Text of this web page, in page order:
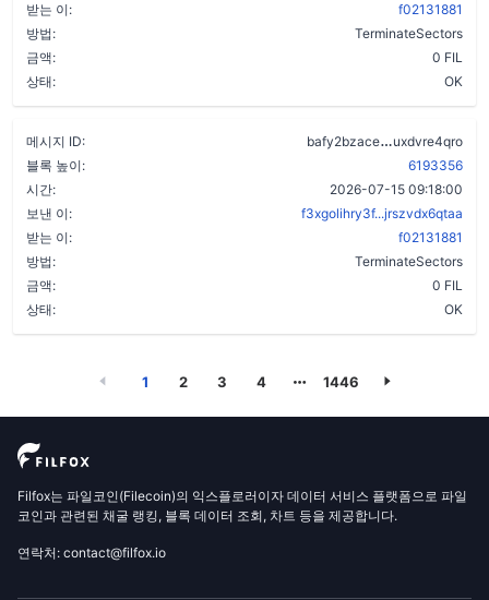
받는 이:
f02131881
방법:
TerminateSectors
금액:
0 FIL
상태:
OK
메시지 ID: bafy2bzace
uxdvre4qro
블록 높이:
6193356
시간:
2026-07-15 09:18:00
보낸 이:
f3xgolihry3f...jrszvdx6qtaa
받는 이:
f02131881
방법:
TerminateSectors
금액:
0 FIL
상태:
OK
1 2 3 4 1446
Filfox는 파일코인(Filecoin)의 익스플로러이자 데이터 서비스 플랫폼으로 파일
코인과 관련된 채굴 랭킹, 블록 데이터 조회, 차트 등을 제공합니다.
연락처: contact@filfox.io